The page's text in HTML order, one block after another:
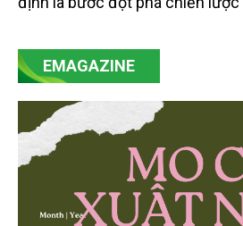
mạnh mẽ, thúc đẩy quá trình cải
minh bạch hóa chuỗi cung ứng
then chốt là nông nghiệp và môi
EMAGAZINE